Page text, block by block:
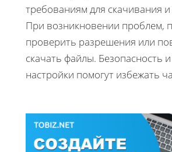
требованиям для скачивания и
При возникновении проблем,
проверить разрешения или
скачать файлы. Безопасность
настройки помогут избежать